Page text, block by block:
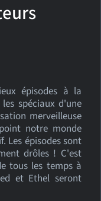
épisodes à la
spéciaux d'une
merveilleuse
notre monde
Les épisodes sont
drôles ! C'est
tous les temps à
et Ethel seront